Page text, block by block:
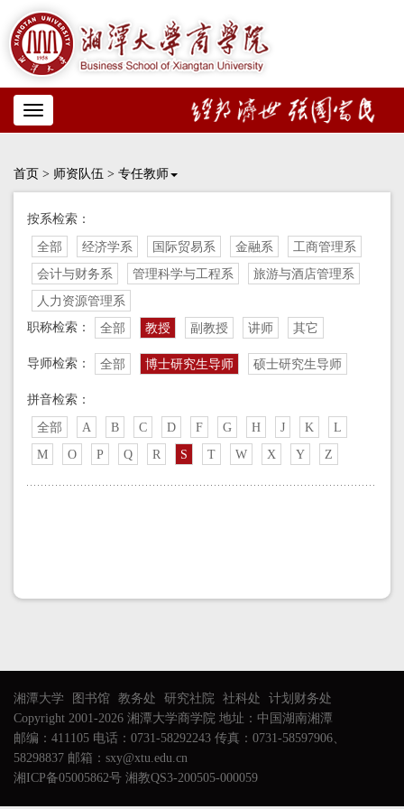
Toggle
navigation
首页 > 师资队伍 > 专任教师
按系检索：
全部 经济学系 国际贸易系 金融系
工商管理系
会计与财务系
管理科学与工程系
旅游与酒店管理系
人力资源管理系
职称检索：
全部 教授 副教授 讲师 其它
导师检索： 全部 博士研究生导师 硕士研究生导师
拼音检索：
全部 A B C D F G H J K
L
M
O P Q R S T W X Y Z
湘潭大学 图书馆 教务处 研究社院 社科处
计划财务处
Copyright 2001-2026 湘潭大学商学院 地址：中国湖南湘潭
邮编：411105 电话：0731-58292243 传真：0731-58597906、
58298837 邮箱：sxy@xtu.edu.cn
湘ICP备05005862号 湘教QS3-200505-000059